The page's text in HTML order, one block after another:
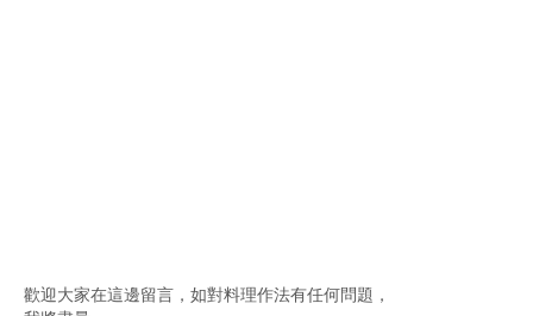
歡迎大家在這邊留言，如對料理作法有任何問題，